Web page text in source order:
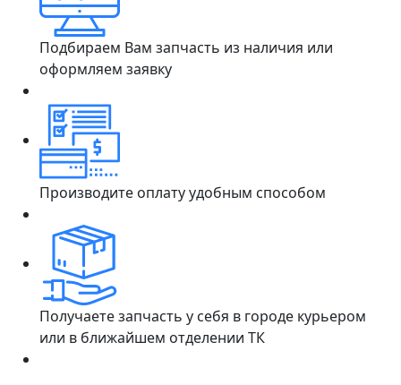
Подбираем Вам запчасть из наличия или
оформляем заявку
Производите оплату удобным способом
Получаете запчасть у себя в городе курьером
или в ближайшем отделении ТК